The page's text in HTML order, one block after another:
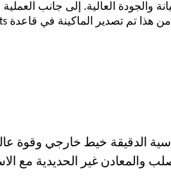
والجودة العالية. إلى جانب
هذا تم تصدير الماكينة في قاعدة ZheJiang Standard Parts إلى
الدقيقة خيط خارجي وقوة
والمعادن غير الحديدية مع